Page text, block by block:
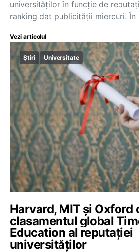
universităților în funcție de
ranking dat publicității miercuri. În
Vezi articolul
Știri Universitate
Harvard, MIT și Oxford
clasamentul global
Education al reputației
universităților